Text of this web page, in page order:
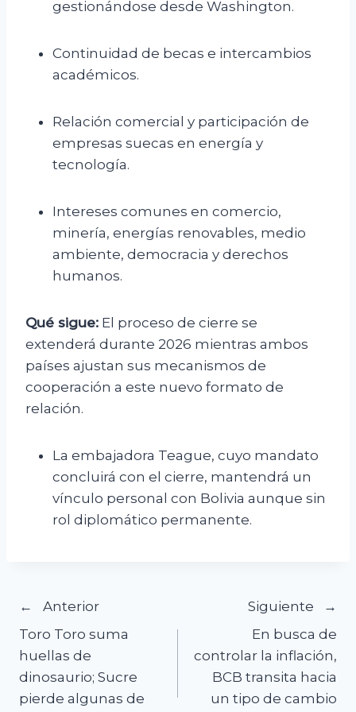
gestionándose desde Washington.
Continuidad de becas e intercambios
académicos.
Relación comercial y participación de
empresas suecas en energía y
tecnología.
Intereses comunes en comercio,
minería, energías renovables, medio
ambiente, democracia y derechos
humanos.
Qué sigue: El proceso de cierre se
extenderá durante 2026 mientras ambos
países ajustan sus mecanismos de
cooperación a este nuevo formato de
relación.
La embajadora Teague, cuyo mandato
concluirá con el cierre, mantendrá un
vínculo personal con Bolivia aunque sin
rol diplomático permanente.
Navegación
de
entradas
Anterior
Toro Toro suma
huellas de
dinosaurio; Sucre
pierde algunas de
Siguiente
En busca de
controlar la inflación,
BCB transita hacia
un tipo de cambio